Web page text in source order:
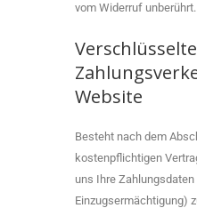
vom Widerruf unberührt.
Website
Besteht nach dem
kostenpflichtigen
uns Ihre
Einzugsermächtigung)